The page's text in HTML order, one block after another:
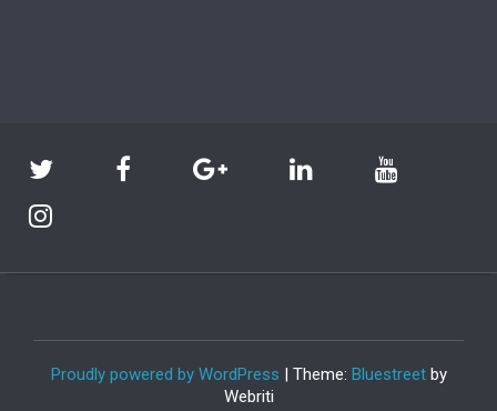
Proudly powered by WordPress | Theme: Bluestreetby
Webriti